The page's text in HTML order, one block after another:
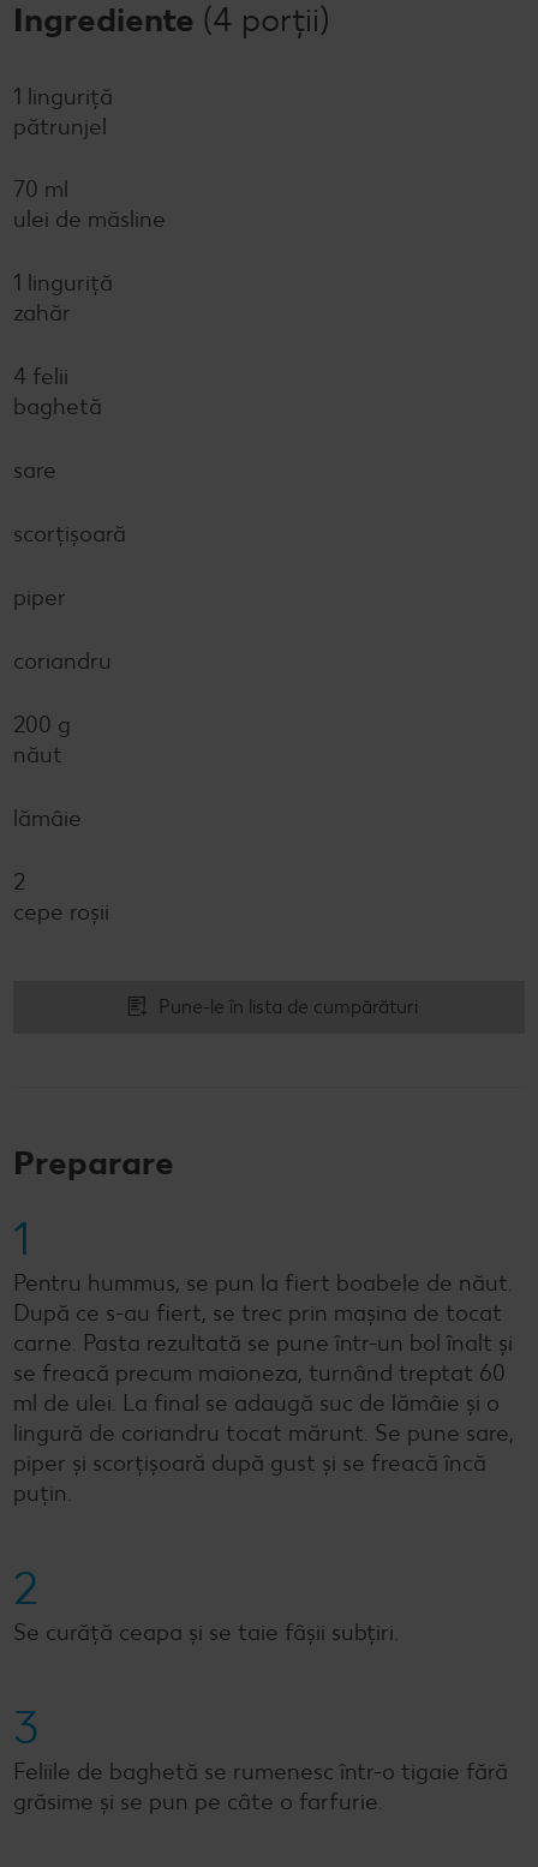
Ingrediente (4 porții)
1 linguriță
pătrunjel
70 ml
ulei de măsline
1 linguriță
zahăr
4 felii
baghetă
sare
scorțişoară
piper
coriandru
200 g
năut
lămâie
2
cepe roșii
Pune-le în lista de cumpărături
Preparare
1
Pentru hummus, se pun la fiert boabele de năut.
După ce s-au fiert, se trec prin mașina de tocat
carne. Pasta rezultată se pune într-un bol înalt și
se freacă precum maioneza, turnând treptat 60
ml de ulei. La final se adaugă suc de lămâie și o
lingură de coriandru tocat mărunt. Se pune sare,
piper și scorțișoară după gust și se freacă încă
puțin.
2
Se curăță ceapa și se taie fâșii subțiri.
3
Feliile de baghetă se rumenesc într-o tigaie fără
grăsime și se pun pe câte o farfurie.